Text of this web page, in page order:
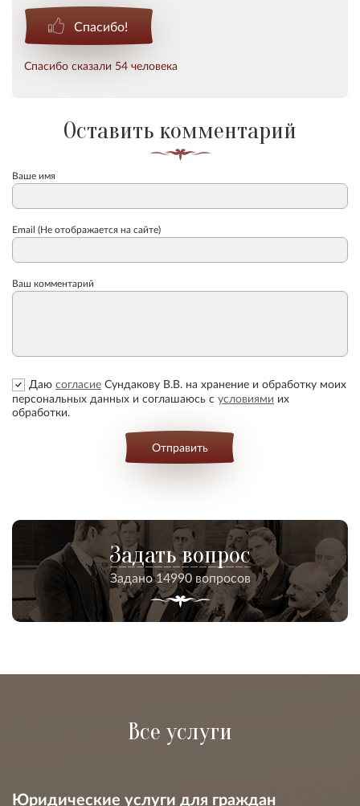
Спасибо!
Спасибо сказали 54 человека
Оставить комментарий
Ваше имя
Email (Не отображается на сайте)
Ваш комментарий
Даю согласие Сундакову В.В. на хранение и обработку моих
персональных данных и соглашаюсь с условиями их
обработки.
Отправить
Задать вопрос
Задано 14990 вопросов
Все услуги
Юридические услуги для граждан